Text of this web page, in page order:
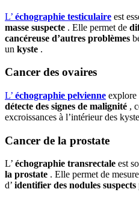
L’ échographie testiculaire est
masse suspecte . Elle permet de
cancéreuse d’autres problèmes
un kyste .
Cancer des ovaires
L’ échographie pelvienne explore
détecte des signes de malignité ,
excroissances à l’intérieur des
Cancer de la prostate
L’ échographie transrectale est
la prostate . Elle permet de
d’ identifier des nodules suspects